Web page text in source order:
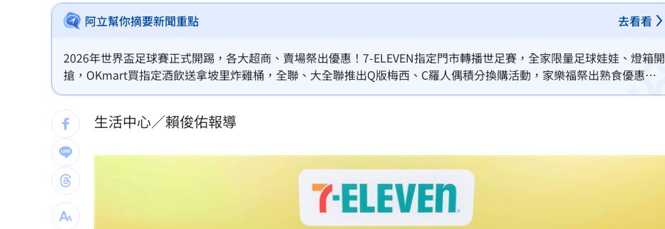
醋男14刀捅肺殺情敵！裹屍棄溝判無期徒刑
執法重壓 外送平台還有選擇？ 13:00
有線電視員工「姿勢像休息」竟已死12hrs
金融族群開趴放紅煙火 這2檔沒被邀請 12:51
王凱靈堂開放 「純白燦笑遺照」曝光 12:50
內政部貪官收百萬放水 重判3年8月將入獄
阿立幫你摘要新聞重點 去看看
2026年世界盃足球賽正式開踢，各大超商、賣場祭出優惠！7-ELEVEN指定門市轉播世足賽，全家限量足球娃娃、燈箱開
搶，OKmart買指定酒飲送拿坡里炸雞桶，全聯、大全聯推出Q版梅西、C羅人偶積分換購活動，家樂福祭出熟食優惠和
指定飲品買1送1。（賴俊佑）
生活中心／賴俊佑報導